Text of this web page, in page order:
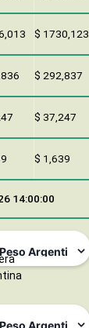
$ 1730,123
$ 292,837
$ 37,247
$ 1,639
14:00:00